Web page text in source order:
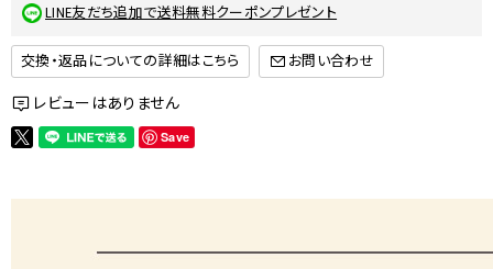
LINE友だち追加で送料無料クーポンプレゼント
交換・返品についての詳細はこちら
レビューはありません
Save